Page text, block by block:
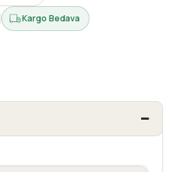
Kargo Bedava